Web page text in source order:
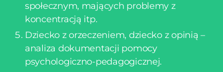
społecznym, mających problemy z
koncentracją itp.
Dziecko z orzeczeniem, dziecko z opinią –
analiza dokumentacji pomocy
psychologiczno-pedagogicznej.